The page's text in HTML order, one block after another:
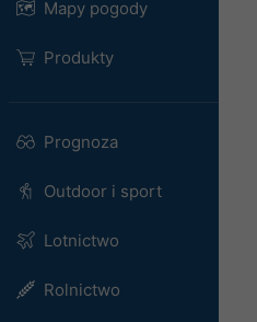
Mapy pogody
Produkty
Prognoza
Outdoor i sport
Lotnictwo
Rolnictwo